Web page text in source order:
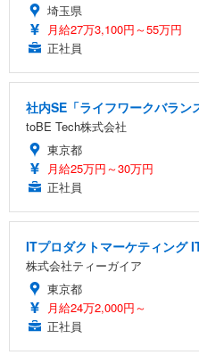
埼玉県
月給27万3,100円～55万円
正社員
社内SE「ライフワークバラ
toBE Tech株式会社
東京都
月給25万円～30万円
正社員
ITプロダクトマーケティング
株式会社ティーガイア
東京都
月給24万2,000円～
正社員